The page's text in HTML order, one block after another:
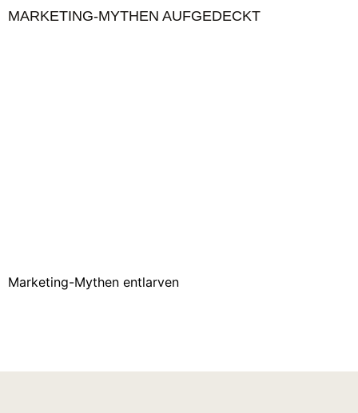
MARKETING-MYTHEN AUFGEDECKT
Marketing-Mythen entlarven